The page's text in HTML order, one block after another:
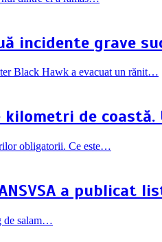
incidente grave
de
a publicat